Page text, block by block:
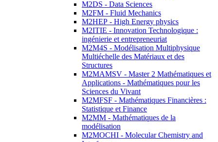
M2DS - Data Sciences
M2FM - Fluid Mechanics
M2HEP - High Energy physics
M2ITIE - Innovation Technologique :
ingénierie et entrepreneuriat
M2M4S - Modélisation Multiphysique
Multiéchelle des Matériaux et des
Structures
M2MAMSV - Master 2 Mathématiques et
Applications - Mathématiques pour les
Sciences du Vivant
M2MFSF - Mathématiques Financières :
Statistique et Finance
M2MM - Mathématiques de la
modélisation
M2MOCHI - Molecular Chemistry and